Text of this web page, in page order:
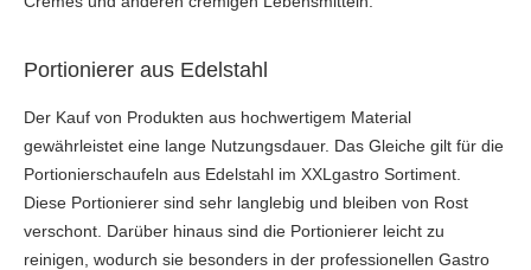
Portionierer aus Edelstahl
Der Kauf von Produkten aus hochwertigem Material
gewährleistet eine lange Nutzungsdauer. Das Gleiche gilt für die
Portionierschaufeln aus Edelstahl im XXLgastro Sortiment.
Diese Portionierer sind sehr langlebig und bleiben von Rost
verschont. Darüber hinaus sind die Portionierer leicht zu
reinigen, wodurch sie besonders in der professionellen Gastro